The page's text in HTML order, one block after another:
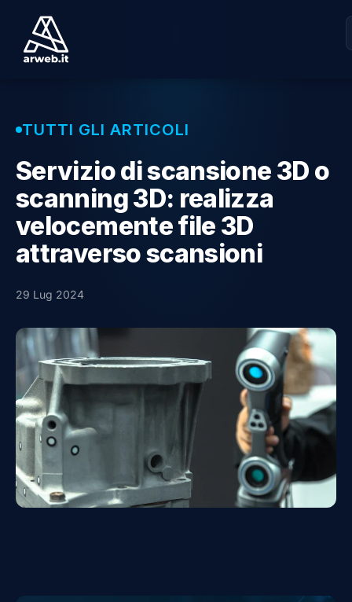
TUTTI GLI ARTICOLI
Servizio di scansione 3D o
scanning 3D: realizza
velocemente file 3D
attraverso scansioni
29 Lug 2024